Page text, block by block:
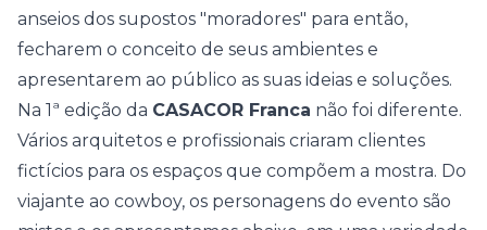
anseios dos supostos "moradores" para então,
fecharem o conceito de seus ambientes e
apresentarem ao público as suas ideias e soluções.
Na 1ª edição da CASACOR Franca não foi diferente.
Vários arquitetos e profissionais criaram clientes
fictícios para os espaços que compõem a mostra. Do
viajante ao cowboy, os personagens do evento são